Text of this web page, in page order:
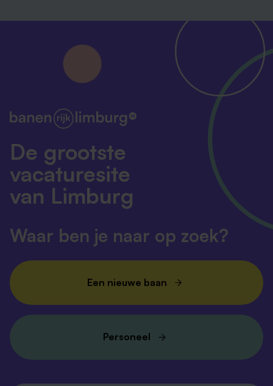
Verder heb je een coachende rol richting collega’s,
werk je nauw samen met andere disciplines en neem
je actief deel aan teamoverleggen. Je bent een
belangrijke schakel binnen het team én voor de
Wat bieden wij?
Leuke en betrokken collega’s en een prettige
werksfeer! Je komt in een fijne omgeving waar je
jezelf mag zijn. Iedere dag biedt weer nieuwe
uitdagingen en kansen om op positieve wijze samen
verder te ontwikkelen met de bewoners en je
inschaling conform CAO
Gehandicaptenzorg in FWG 40: min. €2.893 en
max. €3.902 bruto per maand (o.b.v. 36 uur per
De grootste
vacaturesite
van Limburg
Waar ben je naar op zoek?
Een nieuwe baan
Personeel